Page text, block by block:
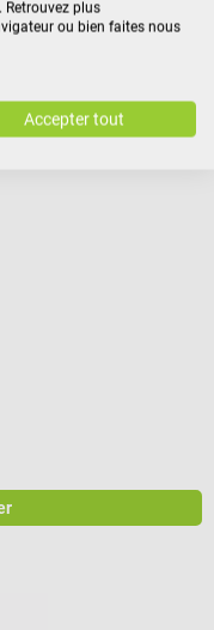
acheté
Retrouvez plus
ou bien faites nous
Accepter tout